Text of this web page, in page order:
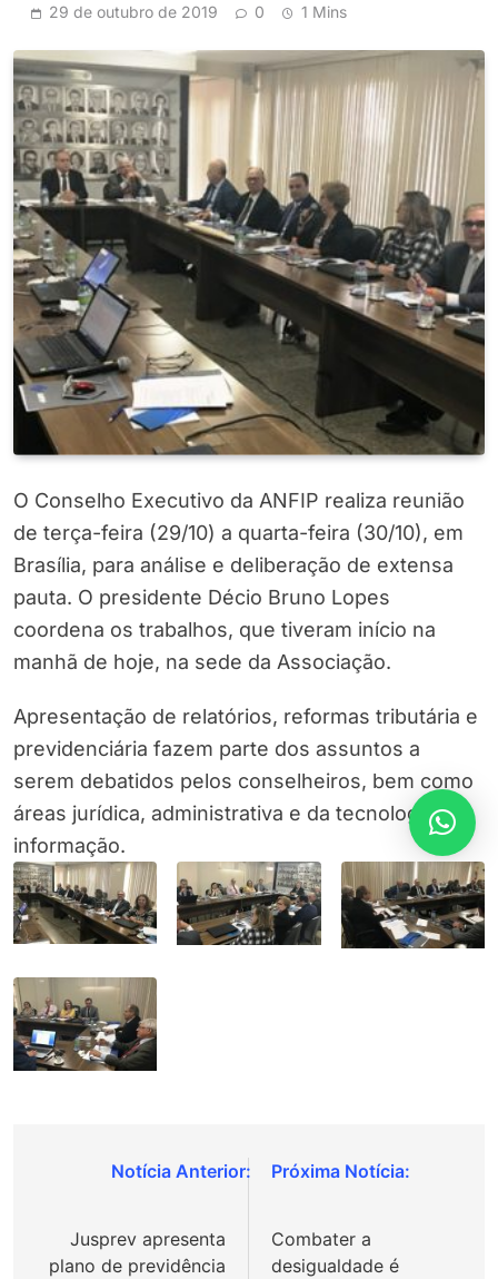
29 de outubro de 2019 0 1 Mins
O Conselho Executivo da ANFIP realiza reunião
de terça-feira (29/10) a quarta-feira (30/10), em
Brasília, para análise e deliberação de extensa
pauta. O presidente Décio Bruno Lopes
coordena os trabalhos, que tiveram início na
manhã de hoje, na sede da Associação.
Apresentação de relatórios, reformas tributária e
previdenciária fazem parte dos assuntos a
serem debatidos pelos conselheiros, bem como
áreas jurídica, administrativa e da tecnologia da
informação.
Navegação
Post
Jusprev apresenta
plano de previdência
Combater a
desigualdade é